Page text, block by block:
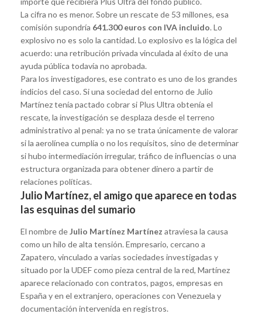
La cifra no es menor. Sobre un rescate de 53 millones, esa
comisión supondría 641.300 euros con IVA incluido. Lo
explosivo no es solo la cantidad. Lo explosivo es la lógica del
acuerdo: una retribución privada vinculada al éxito de una
ayuda pública todavía no aprobada.
Para los investigadores, ese contrato es uno de los grandes
indicios del caso. Si una sociedad del entorno de Julio
Martínez tenía pactado cobrar si Plus Ultra obtenía el
rescate, la investigación se desplaza desde el terreno
administrativo al penal: ya no se trata únicamente de valorar
si la aerolínea cumplía o no los requisitos, sino de determinar
si hubo intermediación irregular, tráfico de influencias o una
estructura organizada para obtener dinero a partir de
relaciones políticas.
Julio Martínez, el amigo que aparece en todas
las esquinas del sumario
El nombre deJulio Martínez Martínez atraviesa la causa
como un hilo de alta tensión. Empresario, cercano a
Zapatero, vinculado a varias sociedades investigadas y
situado por la UDEF como pieza central de la red, Martínez
aparece relacionado con contratos, pagos, empresas en
España y en el extranjero, operaciones con Venezuela y
documentación intervenida en registros.